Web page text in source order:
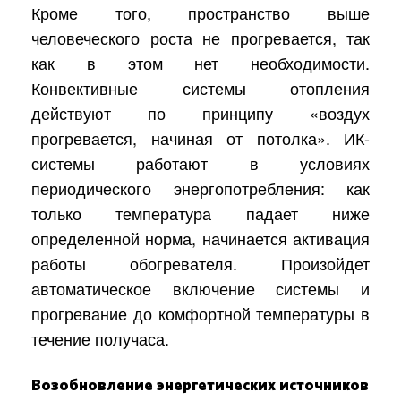
Кроме того, пространство выше
человеческого роста не прогревается, так
как в этом нет необходимости.
Конвективные системы отопления
действуют по принципу «воздух
прогревается, начиная от потолка». ИК-
системы работают в условиях
периодического энергопотребления: как
только температура падает ниже
определенной норма, начинается активация
работы обогревателя. Произойдет
автоматическое включение системы и
прогревание до комфортной температуры в
течение получаса.
Возобновление энергетических источников